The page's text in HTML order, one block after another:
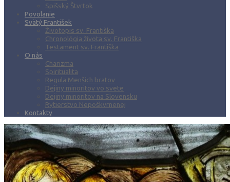
Spišský Štvrtok
Povolanie
Svätý František
Životopis sv. Františka
Chronológia života sv. Františka
Testament sv. Františka
O nás
Charizma
Spiritualita
Regula Menších bratov
Dejiny minoritov vo svete
Dejiny minoritov na Slovensku
Rytierstvo Nepoškvrnenej
Kontakty